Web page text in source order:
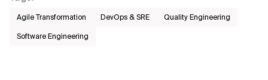
Agile Transformation DevOps & SRE
Quality Engineering
Software Engineering